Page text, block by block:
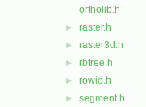
ortholib.h
► raster.h
► raster3d.h
► rbtree.h
► rowio.h
► segment.h